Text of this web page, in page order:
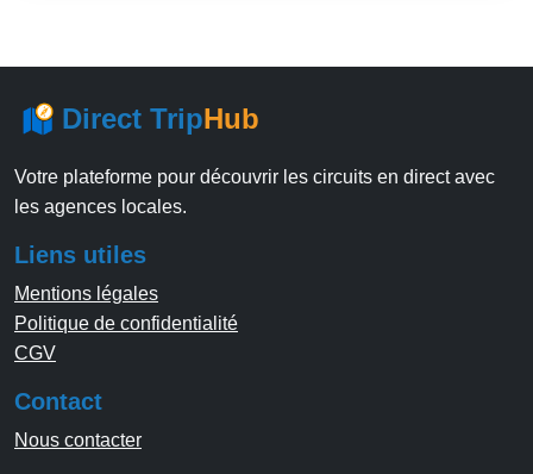
Direct TripHub
Votre plateforme pour découvrir les circuits en direct avec
les agences locales.
Liens utiles
Mentions légales
Politique de confidentialité
CGV
Contact
Nous contacter